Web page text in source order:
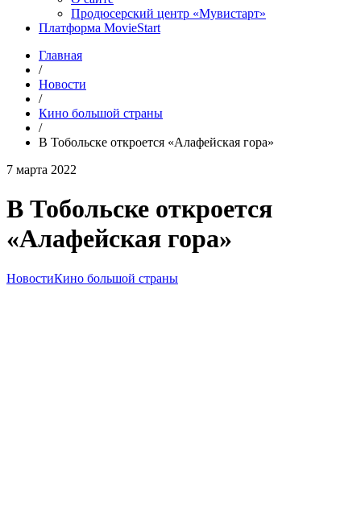
Продюсерский центр «Мувистарт»
Платформа MovieStart
Главная
/
Новости
/
Кино большой страны
/
В Тобольске откроется «Алафейская гора»
7 марта 2022
В Тобольске откроется
«Алафейская гора»
НовостиКино большой страны